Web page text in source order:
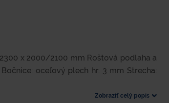
x 2000/2100 mm Roštová podlaha a
oceľový plech hr. 3 mm Strecha:
Zobraziť celý popis